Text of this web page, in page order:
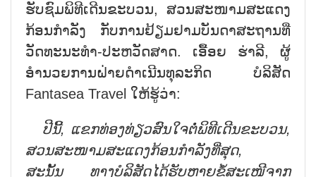
ຮັບຊົມພິທີເດີນຂະບວນ, ສວນສະໜາມສະແດງ
ກ້ອນກຳລັງ ກັບການຢ້ຽມຢາມບັນດາສະຖານທີ່
ວັດທະນະທຳ-ປະຫວັດສາດ. ເອື້ອຍ ຮ່າລີ, ຜູ້
ອຳນວຍການຝ່າຍດຳເນີນທຸລະກິດ ບໍລິສັດ
Fantasea Travel ໃຫ້ຮູ້ວ່າ:
ປີນີ້, ແຂກທ່ອງທ່ຽວສົນໃຈຕໍ່ພິທີເດີນຂະບວນ,
ສວນສະໜາມສະແດງກ້ອນກຳລັງທີ່ສຸດ,
ສະນັ້ນ
ທາງບໍລິສັດໄດ້ຮັບຫຼາຍຂໍ້ສະເໜີຈາກ